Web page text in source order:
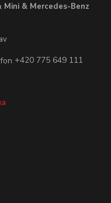
Mini & Mercedes-Benz
+420 775 649 111